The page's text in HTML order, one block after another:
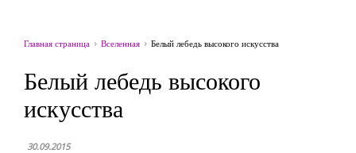
Главная страница Вселенная Белый лебедь высокого искусства
Белый лебедь высокого
искусства
30.09.2015